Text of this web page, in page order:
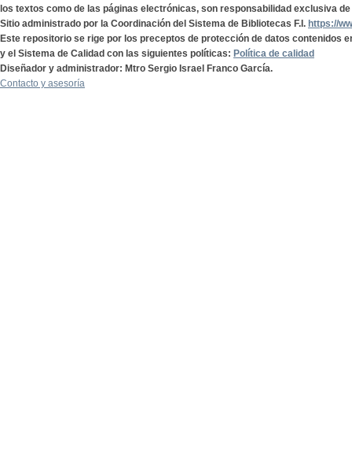
los textos como de las páginas electrónicas, son responsabilidad exclusiva
Sitio administrado por la Coordinación del Sistema de Bibliotecas F.I. https://
Este repositorio se rige por los preceptos de protección de datos contenidos
y el Sistema de Calidad con las siguientes políticas: Política de calidad
Diseñador y administrador: Mtro Sergio Israel Franco García.
Contacto y asesoría